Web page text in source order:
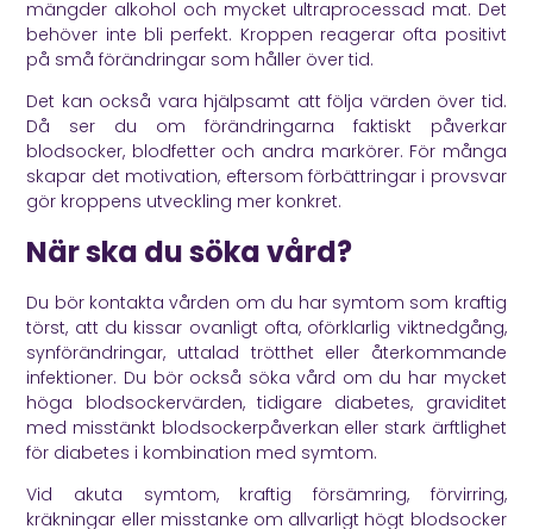
mängder alkohol och mycket ultraprocessad mat. Det
behöver inte bli perfekt. Kroppen reagerar ofta positivt
på små förändringar som håller över tid.
Det kan också vara hjälpsamt att följa värden över tid.
Då ser du om förändringarna faktiskt påverkar
blodsocker, blodfetter och andra markörer. För många
skapar det motivation, eftersom förbättringar i provsvar
gör kroppens utveckling mer konkret.
När ska du söka vård?
Du bör kontakta vården om du har symtom som kraftig
törst, att du kissar ovanligt ofta, oförklarlig viktnedgång,
synförändringar, uttalad trötthet eller återkommande
infektioner. Du bör också söka vård om du har mycket
höga blodsockervärden, tidigare diabetes, graviditet
med misstänkt blodsockerpåverkan eller stark ärftlighet
för diabetes i kombination med symtom.
Vid akuta symtom, kraftig försämring, förvirring,
kräkningar eller misstanke om allvarligt högt blodsocker